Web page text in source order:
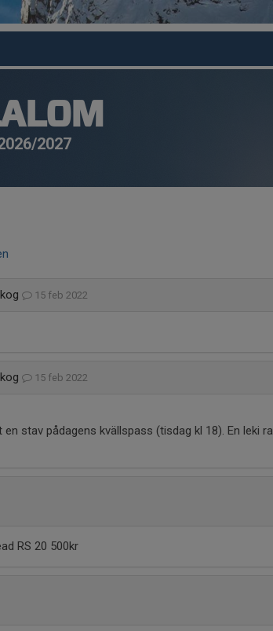
2027
15 feb 2022
15 feb 2022
en stav pådagens kvällspass (tisdag kl 18). En leki
RS 20 500kr